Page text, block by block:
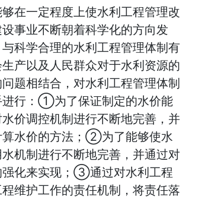
在一定程度上使水利工程管理改
事业不断朝着科学化的方向发
科学合理的水利工程管理体制有
产以及人民群众对于水利资源的
题相结合，对水利工程管理体制
进行：①为了保证制定的水价能
价调控机制进行不断地完善，并
算水价的方法；②为了能够使水
机制进行不断地完善，并通过对
强化来实现；③通过对水利工程
维护工作的责任机制，将责任落